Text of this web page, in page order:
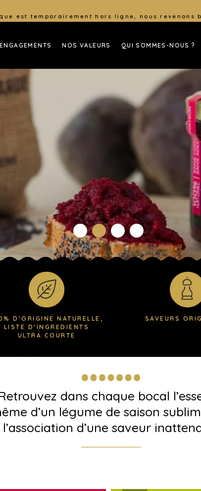
est temporairement hors ligne, nous revenons
NOS VALEURS QUI SOMMES-NOUS ?
TOUTES
J’ACHÈTE EN LIGNE
D'ORIGINE NATURELLE,
LISTE D'INGREDIENTS
ULTRA COURTE
SAVEURS
dans chaque bocal
d’un légume de saison
l’association d’une saveur